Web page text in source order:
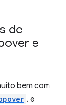
de
e
bem com
. e